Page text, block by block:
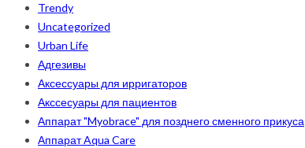
Trendy
Uncategorized
Urban Life
Адгезивы
Аксессуары для ирригаторов
Акссесуары для пациентов
Аппарат "Myobrace" для позднего сменного прикуса
Аппарат Aqua Care